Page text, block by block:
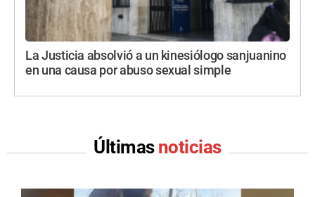
La Justicia absolvió a un kinesiólogo sanjuanino
en una causa por abuso sexual simple
Últimas noticias